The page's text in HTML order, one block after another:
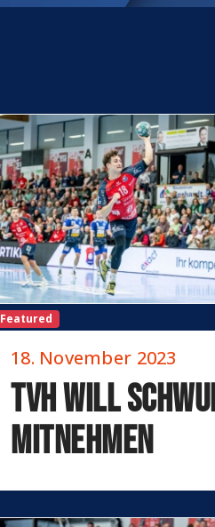
Featured
TVH will
mitnehmen
18. November 2023